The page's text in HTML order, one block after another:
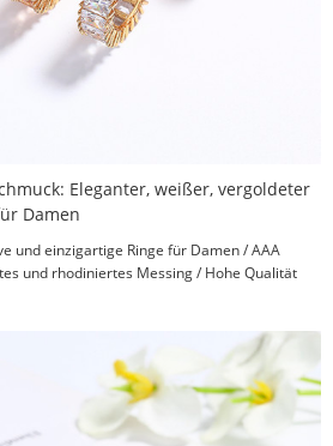
Eleganter, weißer, vergoldeter
Damen
und einzigartige Ringe für Damen / AAA
und rhodiniertes Messing / Hohe Qualität